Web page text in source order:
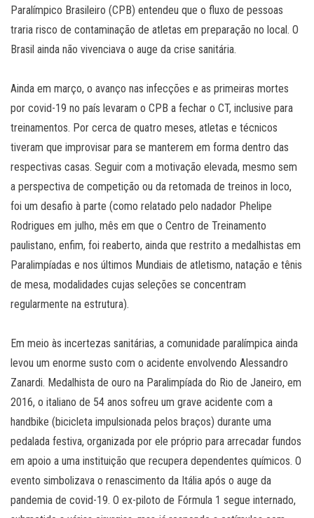
Paralímpico Brasileiro (CPB) entendeu que o fluxo de pessoas
traria risco de contaminação de atletas em preparação no local. O
Brasil ainda não vivenciava o auge da crise sanitária.
Ainda em março, o avanço nas infecções e as primeiras mortes
por covid-19 no país levaram o CPB a fechar o CT, inclusive para
treinamentos. Por cerca de quatro meses, atletas e técnicos
tiveram que improvisar para se manterem em forma dentro das
respectivas casas. Seguir com a motivação elevada, mesmo sem
a perspectiva de competição ou da retomada de treinos in loco,
foi um desafio à parte (como relatado pelo nadador Phelipe
Rodrigues em julho, mês em que o Centro de Treinamento
paulistano, enfim, foi reaberto, ainda que restrito a medalhistas em
Paralimpíadas e nos últimos Mundiais de atletismo, natação e tênis
de mesa, modalidades cujas seleções se concentram
regularmente na estrutura).
Em meio às incertezas sanitárias, a comunidade paralímpica ainda
levou um enorme susto com o acidente envolvendo Alessandro
Zanardi. Medalhista de ouro na Paralimpíada do Rio de Janeiro, em
2016, o italiano de 54 anos sofreu um grave acidente com a
handbike (bicicleta impulsionada pelos braços) durante uma
pedalada festiva, organizada por ele próprio para arrecadar fundos
em apoio a uma instituição que recupera dependentes químicos. O
evento simbolizava o renascimento da Itália após o auge da
pandemia de covid-19. O ex-piloto de Fórmula 1 segue internado,